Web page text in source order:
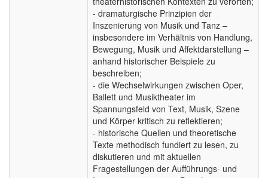
- dramaturgische Prinzipien der
Inszenierung von Musik und Tanz –
insbesondere im Verhältnis von Handlung,
Bewegung, Musik und Affektdarstellung –
anhand historischer Beispiele zu
beschreiben;
- die Wechselwirkungen zwischen Oper,
Ballett und Musiktheater im
Spannungsfeld von Text, Musik, Szene
und Körper kritisch zu reflektieren;
- historische Quellen und theoretische
Texte methodisch fundiert zu lesen, zu
diskutieren und mit aktuellen
Fragestellungen der Aufführungs- und